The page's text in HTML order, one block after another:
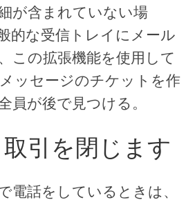
が含まれていない場
的な受信トレイにメール
この拡張機能を使用して
ッセージのチケットを作
員が後で見つける。
引を閉じます
電話をしているときは、